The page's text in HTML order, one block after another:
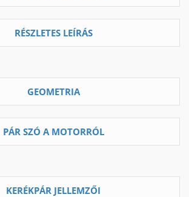
RÉSZLETES LEÍRÁS
GEOMETRIA
PÁR SZÓ A MOTORRÓL
KERÉKPÁR JELLEMZŐI